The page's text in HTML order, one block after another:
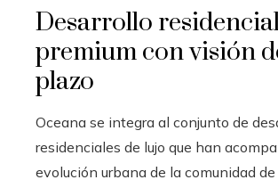
Desarrollo
premium con visión
plazo
Oceana se integra al conjunto de
residenciales de lujo que han
evolución urbana de la comunidad